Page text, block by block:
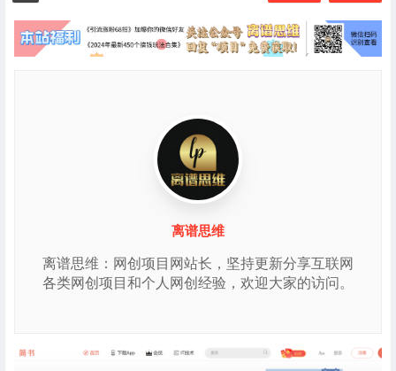
离谱思维
离谱思维：网创项目网站长，坚持更新分享互联网
各类网创项目和个人网创经验，欢迎大家的访问。